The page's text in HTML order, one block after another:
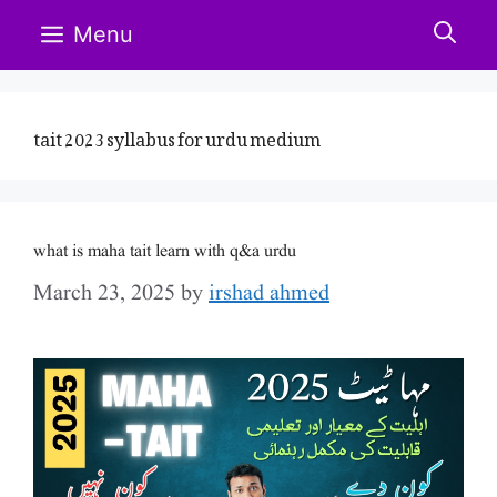
Menu
tait 2023 syllabus for urdu medium
what is maha tait learn with q&a urdu
March 23, 2025 byirshad ahmed